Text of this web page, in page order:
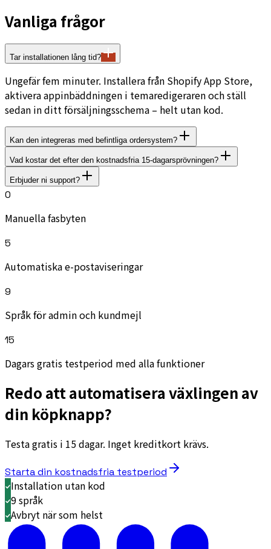
Vanliga frågor
Tar installationen lång tid?
Ungefär fem minuter. Installera från Shopify App Store,
aktivera appinbäddningen i temaredigeraren och ställ
sedan in ditt försäljningsschema – helt utan kod.
Kan den integreras med befintliga ordersystem?
Vad kostar det efter den kostnadsfria 15-dagarsprövningen?
Erbjuder ni support?
0
Manuella fasbyten
5
Automatiska e-postaviseringar
9
Språk för admin och kundmejl
15
Dagars gratis testperiod med alla funktioner
Redo att automatisera växlingen av
din köpknapp?
Testa gratis i 15 dagar. Inget kreditkort krävs.
Starta din kostnadsfria testperiod
Installation utan kod
9 språk
Avbryt när som helst